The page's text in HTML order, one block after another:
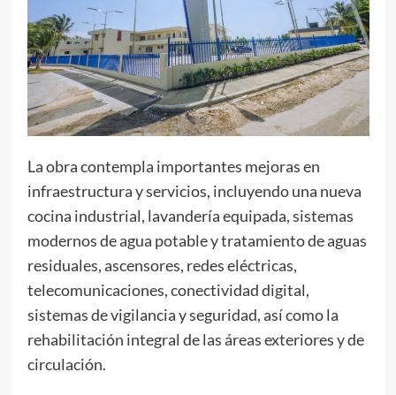
La obra contempla importantes mejoras en
infraestructura y servicios, incluyendo una nueva
cocina industrial, lavandería equipada, sistemas
modernos de agua potable y tratamiento de aguas
residuales, ascensores, redes eléctricas,
telecomunicaciones, conectividad digital,
sistemas de vigilancia y seguridad, así como la
rehabilitación integral de las áreas exteriores y de
circulación.